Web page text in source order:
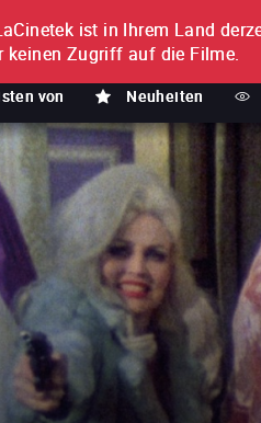
von Neuheiten
ABONNEMENT
ist in Ihrem Land
keinen Zugriff auf die Filme.